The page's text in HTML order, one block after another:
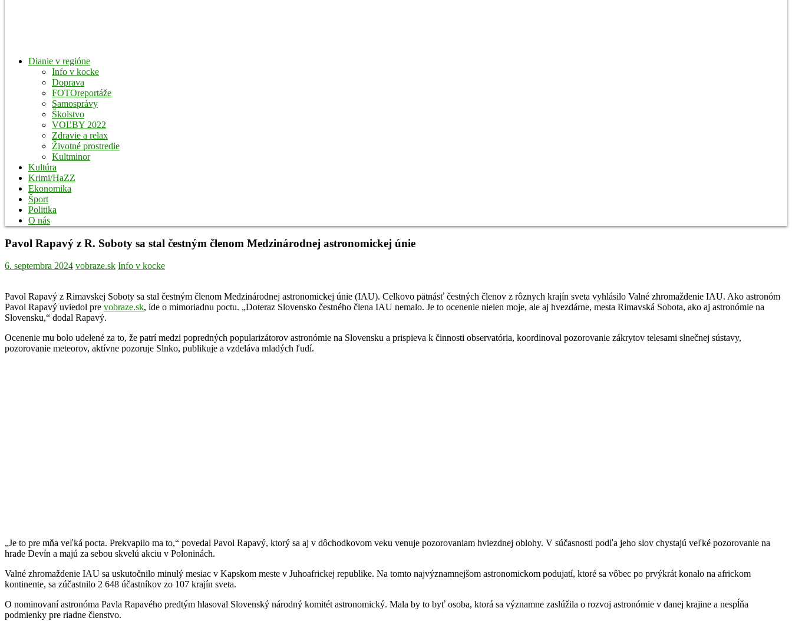
Dianie v regióne
Info v kocke
Doprava
FOTOreportáže
Samosprávy
Školstvo
VOĽBY 2022
Zdravie a relax
Životné prostredie
Kultminor
Kultúra
Krimi/HaZZ
Ekonomika
Šport
Politika
O nás
Pavol Rapavý z R. Soboty sa stal čestným členom Medzinárodnej astronomickej únie
6. septembra 2024 vobraze.sk Info v kocke
Pavol Rapavý z Rimavskej Soboty sa stal čestným členom Medzinárodnej astronomickej únie (IAU). Celkovo pätnásť čestných členov z rôznych krajín sveta vyhlásilo Valné zhromaždenie IAU. Ako astronóm
Pavol Rapavý uviedol pre vobraze.sk, ide o mimoriadnu poctu. „Doteraz Slovensko čestného člena IAU nemalo. Je to ocenenie nielen moje, ale aj hvezdárne, mesta Rimavská Sobota, ako aj astronómie na
Slovensku,“ dodal Rapavý.
Ocenenie mu bolo udelené za to, že patrí medzi popredných popularizátorov astronómie na Slovensku a prispieva k činnosti observatória, koordinoval pozorovanie zákrytov telesami slnečnej sústavy,
pozorovanie meteorov, aktívne pozoruje Slnko, publikuje a vzdeláva mladých ľudí.
„Je to pre mňa veľká pocta. Prekvapilo ma to,“ povedal Pavol Rapavý, ktorý sa aj v dôchodkovom veku venuje pozorovaniam hviezdnej oblohy. V súčasnosti podľa jeho slov chystajú veľké pozorovanie na
hrade Devín a majú za sebou skvelú akciu v Poloninách.
Valné zhromaždenie IAU sa uskutočnilo minulý mesiac v Kapskom meste v Juhoafrickej republike. Na tomto najvýznamnejšom astronomickom podujatí, ktoré sa vôbec po prvýkrát konalo na africkom
kontinente, sa zúčastnilo 2 648 účastníkov zo 107 krajín sveta.
O nominovaní astronóma Pavla Rapavého predtým hlasoval Slovenský národný komitét astronomický. Mala by to byť osoba, ktorá sa významne zaslúžila o rozvoj astronómie v danej krajine a nespĺňa
podmienky pre riadne členstvo.